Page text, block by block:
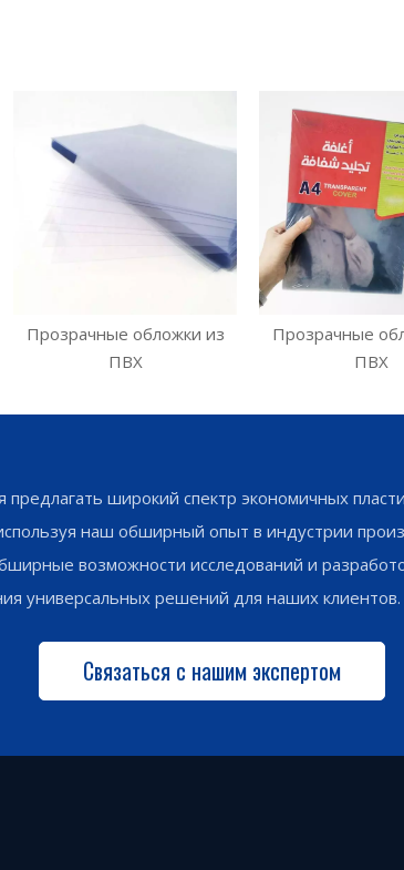
Прозрачные обложки из
ПВХ
Прозрачные
ПВХ
широкий спектр экономичных
наш обширный опыт в индустрии
возможности исследований и
универсальных решений для наших клиентов.
Связаться с нашим экспертом